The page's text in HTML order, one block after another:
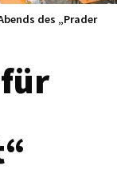
des „Prader